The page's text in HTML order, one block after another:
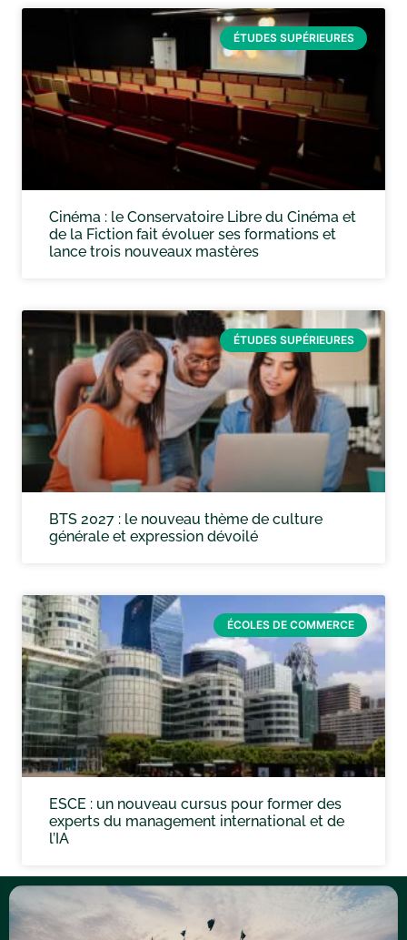
ÉTUDES SUPÉRIEURES
Cinéma : le Conservatoire Libre du Cinéma et
de la Fiction fait évoluer ses formations et
lance trois nouveaux mastères
ÉTUDES SUPÉRIEURES
BTS 2027 : le nouveau thème de culture
générale et expression dévoilé
ÉCOLES DE COMMERCE
ESCE : un nouveau cursus pour former des
experts du management international et de
l’IA